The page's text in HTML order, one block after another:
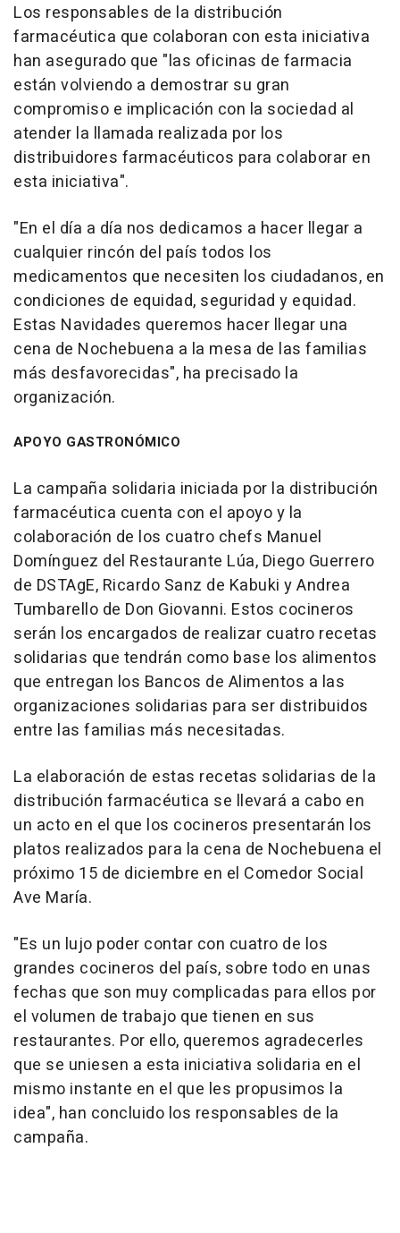
Los responsables de la distribución
farmacéutica que colaboran con esta iniciativa
han asegurado que "las oficinas de farmacia
están volviendo a demostrar su gran
compromiso e implicación con la sociedad al
atender la llamada realizada por los
distribuidores farmacéuticos para colaborar en
esta iniciativa".
"En el día a día nos dedicamos a hacer llegar a
cualquier rincón del país todos los
medicamentos que necesiten los ciudadanos, en
condiciones de equidad, seguridad y equidad.
Estas Navidades queremos hacer llegar una
cena de Nochebuena a la mesa de las familias
más desfavorecidas", ha precisado la
organización.
APOYO GASTRONÓMICO
La campaña solidaria iniciada por la distribución
farmacéutica cuenta con el apoyo y la
colaboración de los cuatro chefs Manuel
Domínguez del Restaurante Lúa, Diego Guerrero
de DSTAgE, Ricardo Sanz de Kabuki y Andrea
Tumbarello de Don Giovanni. Estos cocineros
serán los encargados de realizar cuatro recetas
solidarias que tendrán como base los alimentos
que entregan los Bancos de Alimentos a las
organizaciones solidarias para ser distribuidos
entre las familias más necesitadas.
La elaboración de estas recetas solidarias de la
distribución farmacéutica se llevará a cabo en
un acto en el que los cocineros presentarán los
platos realizados para la cena de Nochebuena el
próximo 15 de diciembre en el Comedor Social
Ave María.
"Es un lujo poder contar con cuatro de los
grandes cocineros del país, sobre todo en unas
fechas que son muy complicadas para ellos por
el volumen de trabajo que tienen en sus
restaurantes. Por ello, queremos agradecerles
que se uniesen a esta iniciativa solidaria en el
mismo instante en el que les propusimos la
idea", han concluido los responsables de la
campaña.